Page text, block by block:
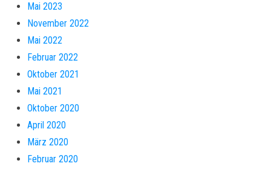
Mai 2023
November 2022
Mai 2022
Februar 2022
Oktober 2021
Mai 2021
Oktober 2020
April 2020
März 2020
Februar 2020